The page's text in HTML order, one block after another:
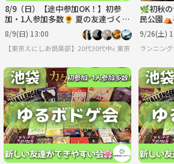
8/9（日）【途中参加OK！】初参
加・1人参加多数🌻 夏の友達づくり
ゆるボドゲ会🎲
8/9(日) 13:00
【東京えにしあ倶楽部】20代30代中心！社会人のため
東京
🌿初秋
民公園⛺
代限定)
9/26(土)
ランニン